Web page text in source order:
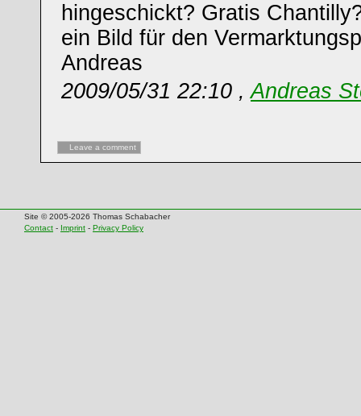
hingeschickt? Gratis
ein Bild für den
Andreas
2009/05/31 22:10 ,Andreas
Leave a comment
Site © 2005-2026 Thomas Schabacher
Contact - Imprint - Privacy Policy